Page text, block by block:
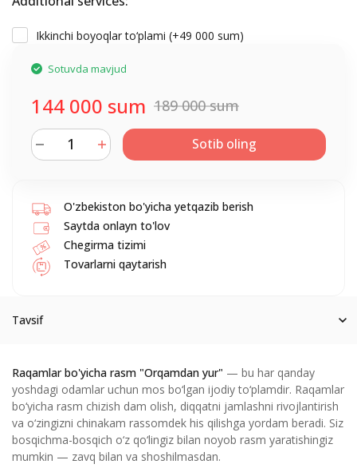
Ikkinchi boyoqlar to‘plami (+49 000 sum)
Sotuvda mavjud
144 000 sum 189 000 sum
Sotib oling
O'zbekiston bo'yicha yetqazib berish
Saytda onlayn to'lov
Chegirma tizimi
Tovarlarni qaytarish
Tavsif
Raqamlar bo'yicha rasm "Orqamdan yur" — bu har qanday
yoshdagi odamlar uchun mos bo‘lgan ijodiy to‘plamdir. Raqamlar
bo‘yicha rasm chizish dam olish, diqqatni jamlashni rivojlantirish
va o‘zingizni chinakam rassomdek his qilishga yordam beradi. Siz
bosqichma-bosqich o‘z qo‘lingiz bilan noyob rasm yaratishingiz
mumkin — zavq bilan va shoshilmasdan.